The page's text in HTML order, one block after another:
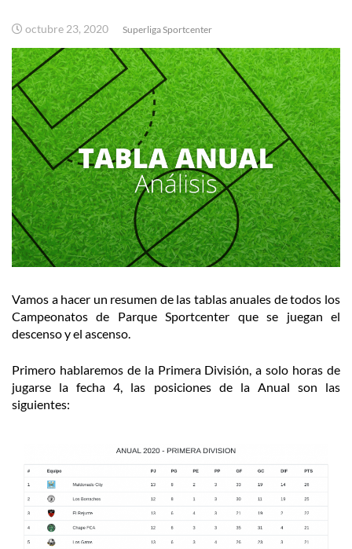
octubre 23, 2020 Superliga Sportcenter
Vamos a hacer un resumen de las tablas anuales de todos los
Campeonatos de Parque Sportcenter que se juegan el
descenso y el ascenso.
Primero hablaremos de la Primera División, a solo horas de
jugarse la fecha 4, las posiciones de la Anual son las
siguientes: